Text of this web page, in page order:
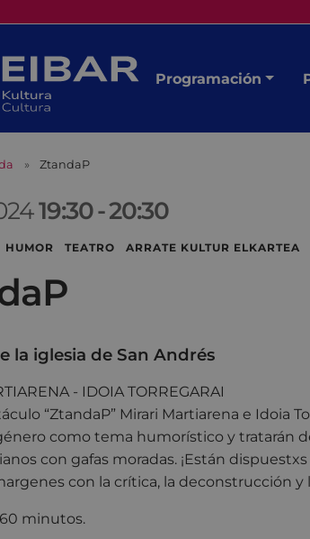
Programación
ZtandaP
19:30-20:30
TEATRO ARRATE KULTUR ELKARTEA
la iglesia de San Andrés
- IDOIA TORREGARAI
“ZtandaP” Mirari Martiarena e Idoia
como tema humorístico y tratarán
con gafas moradas. ¡Están
con la crítica, la deconstrucción y
minutos.